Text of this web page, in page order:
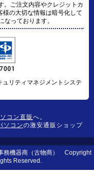
。ご注文内容やクレジットカ
の大切な情報は暗号化して
っております。
リティマネジメントシステ
コン直販へ。
ソコンの激安通販ショップ
機器商（古物商） Copyright
Reserved.